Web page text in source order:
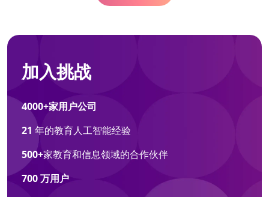
加入挑战
4000+家用户公司
21 年的教育人工智能经验
500+家教育和信息领域的合作伙伴
700 万用户